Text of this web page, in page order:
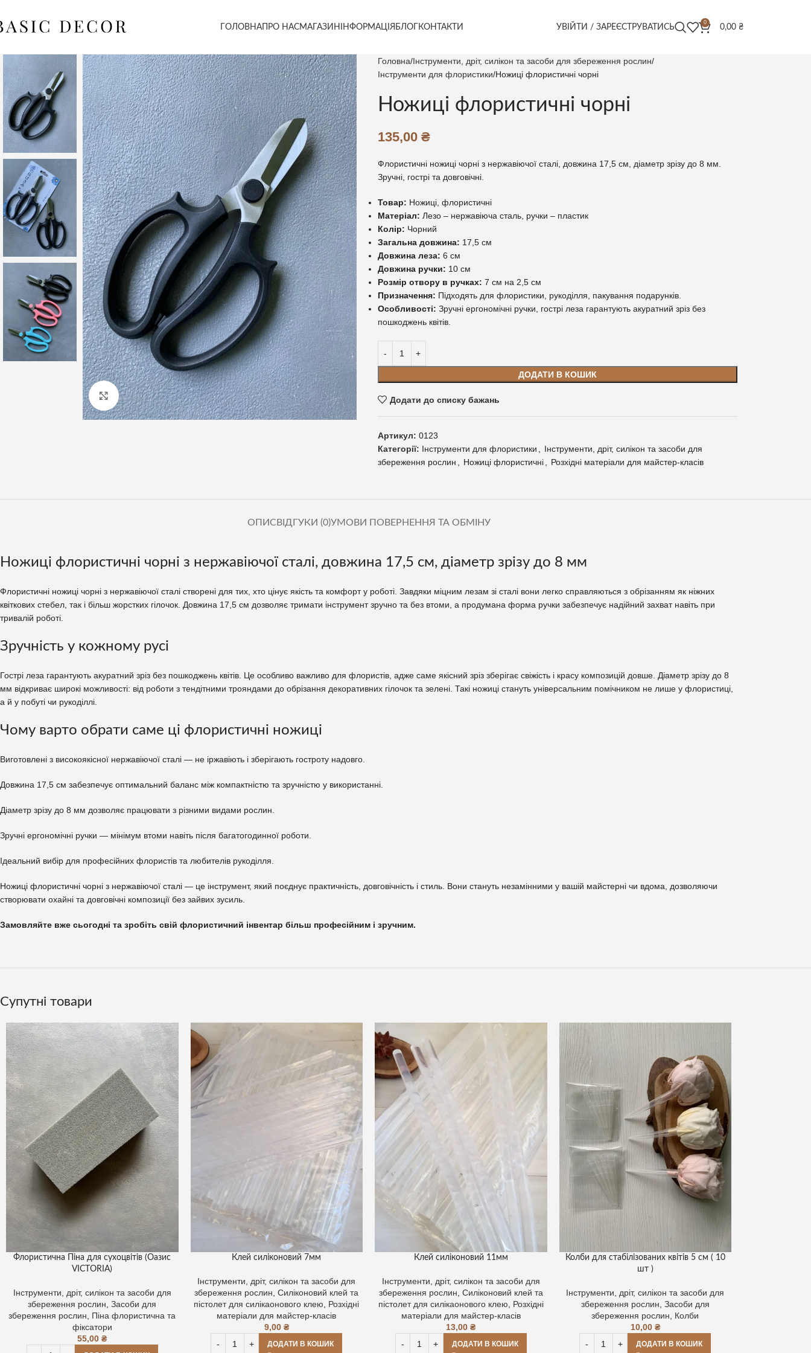
ГОЛОВНАПРО НАСМАГАЗИН ІНФОРМАЦІЯ БЛОГ КОНТАКТИ УВІЙТИ / ЗАРЕЄСТРУВАТИСЬ
0
0,00 ₴
Клацніть, щоб збільшити
Головна Інструменти, дріт, силікон та засоби для збереження рослин
Інструменти для флористики Ножиці флористичні чорні
Ножиці флористичні чорні
135,00 ₴
Флористичні ножиці чорні з нержавіючої сталі, довжина 17,5 см, діаметр зрізу до 8 мм.
Зручні, гострі та довговічні.
Товар: Ножиці, флористичні
Матеріал: Лезо – нержавіюча сталь, ручки – пластик
Колір: Чорний
Загальна довжина: 17,5 см
Довжина леза: 6 см
Довжина ручки: 10 см
Розмір отвору в ручках: 7 см на 2,5 см
Призначення: Підходять для флористики, рукоділля, пакування подарунків.
Особливості: Зручні ергономічні ручки, гострі леза гарантують акуратний зріз без
пошкоджень квітів.
ДОДАТИ В КОШИК
Додати до списку бажань
Артикул: 0123
Категорії: Інструменти для флористики
Інструменти, дріт, силікон та засоби для
збереження рослин
Ножиці флористичні Розхідні матеріали для майстер-класів
ОПИС ВІДГУКИ (0)УМОВИ ПОВЕРНЕННЯ ТА ОБМІНУ
Ножиці флористичні чорні з нержавіючої сталі, довжина 17,5 см, діаметр зрізу до 8 мм
Флористичні ножиці чорні з нержавіючої сталі створені для тих, хто цінує якість та комфорт у роботі. Завдяки міцним лезам зі сталі вони легко справляються з обрізанням як ніжних
квіткових стебел, так і більш жорстких гілочок. Довжина 17,5 см дозволяє тримати інструмент зручно та без втоми, а продумана форма ручки забезпечує надійний захват навіть при
тривалій роботі.
Зручність у кожному русі
Гострі леза гарантують акуратний зріз без пошкоджень квітів. Це особливо важливо для флористів, адже саме якісний зріз зберігає свіжість і красу композицій довше. Діаметр зрізу до 8
мм відкриває широкі можливості: від роботи з тендітними трояндами до обрізання декоративних гілочок та зелені. Такі ножиці стануть універсальним помічником не лише у флористиці,
а й у побуті чи рукоділлі.
Чому варто обрати саме ці флористичні ножиці
Виготовлені з високоякісної нержавіючої сталі — не іржавіють і зберігають гостроту надовго.
Довжина 17,5 см забезпечує оптимальний баланс між компактністю та зручністю у використанні.
Діаметр зрізу до 8 мм дозволяє працювати з різними видами рослин.
Зручні ергономічні ручки — мінімум втоми навіть після багатогодинної роботи.
Ідеальний вибір для професійних флористів та любителів рукоділля.
Ножиці флористичні чорні з нержавіючої сталі — це інструмент, який поєднує практичність, довговічність і стиль. Вони стануть незамінними у вашій майстерні чи вдома, дозволяючи
створювати охайні та довговічні композиції без зайвих зусиль.
Замовляйте вже сьогодні та зробіть свій флористичний інвентар більш професійним і зручним.
Супутні товари
Флористична Піна для сухоцвітів (Оазис
VICTORIA)
Інструменти, дріт, силікон та засоби для
збереження рослин,Засоби для
збереження рослин, Піна флористична та
фіксатори
55,00₴
Клей силіконовий 7мм
Інструменти, дріт, силікон та засоби для
збереження рослин,Силіконовий клей та
пістолет для силікаонового клею, Розхідні
матеріали для майстер-класів
9,00 ₴
ДОДАТИ В КОШИК
Клей силіконовий 11мм
Інструменти, дріт, силікон та засоби для
збереження рослин, Силіконовий клей та
пістолет для силікаонового клею, Розхідні
матеріали для майстер-класів
13,00₴
ДОДАТИ В КОШИК
Колби для стабілізованих квітів 5 см ( 10
шт )
Інструменти, дріт, силікон та засоби для
збереження рослин, Засоби для
збереження рослин, Колби
10,00 ₴
ДОДАТИ В КОШИК